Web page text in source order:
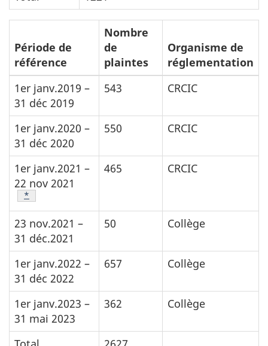
Période de
référence
Nombre
de
plaintes
Organisme de
réglementation
1er janv.2019 –
31 déc 2019
543 CRCIC
1er janv.2020 –
31 déc 2020
550 CRCIC
1er janv.2021 –
22 nov 2021
Note de bas de page
*
465 CRCIC
23 nov.2021 –
31 déc.2021
50 Collège
1er janv.2022 –
31 déc 2022
657 Collège
1er janv.2023 –
31 mai 2023
362 Collège